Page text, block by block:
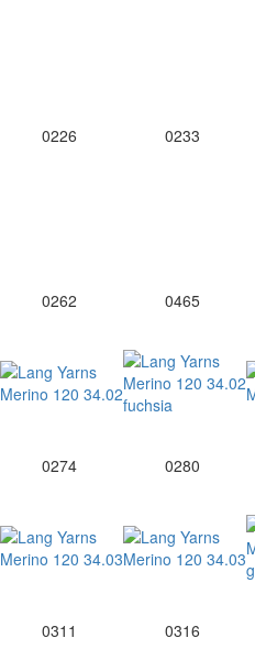
0226 0233
0262 0465
0274 0280
0311 0316